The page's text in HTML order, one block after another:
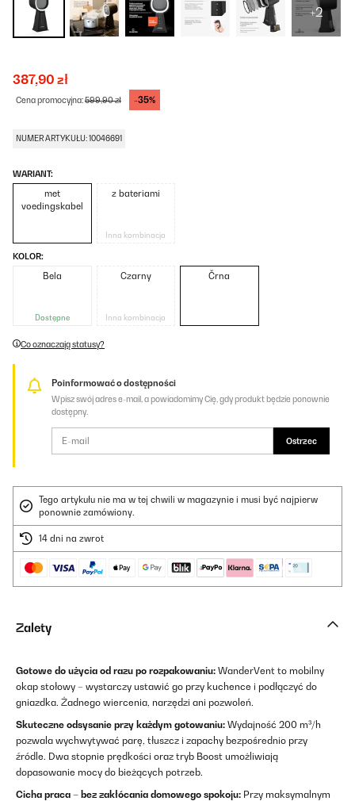
+2
387,90 zł
Cena promocyjna:599,90 zł -35%
NUMER ARTYKUŁU: 10046691
WARIANT:
met
voedingskabel
z bateriami
Inna kombinacja
KOLOR:
Bela
Dostępne
Czarny
Inna kombinacja
Črna
Co oznaczają statusy?
Poinformować o dostępności
Wpisz swój adres e-mail, a powiadomimy Cię, gdy produkt będzie ponownie
dostępny.
Ostrzec
Tego artykułu nie ma w tej chwili w magazynie i musi być najpierw
ponownie zamówiony.
14 dni na zwrot
Zalety
Gotowe do użycia od razu po rozpakowaniu: WanderVent to mobilny
okap stołowy – wystarczy ustawić go przy kuchence i podłączyć do
gniazdka. Żadnego wiercenia, narzędzi ani pozwoleń.
Skuteczne odsysanie przy każdym gotowaniu: Wydajność 200 m³/h
pozwala wychwytywać parę, tłuszcz i zapachy bezpośrednio przy
źródle. Dwa stopnie prędkości oraz tryb Boost umożliwiają
dopasowanie mocy do bieżących potrzeb.
Cicha praca – bez zakłócania domowego spokoju: Przy maksymalnym